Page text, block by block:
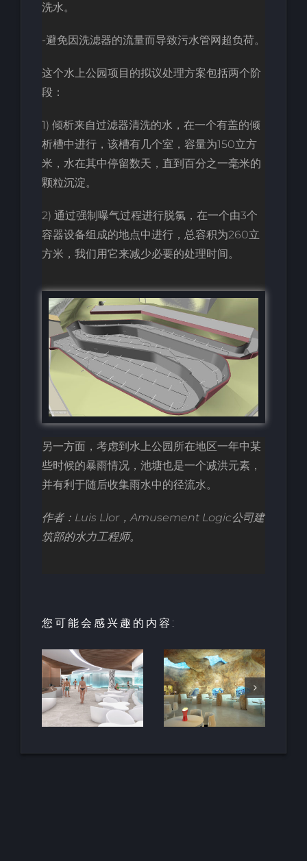
洗水。
-避免因洗滤器的流量而导致污水管网超负荷。
这个水上公园项目的拟议处理方案包括两个阶
段：
1) 倾析来自过滤器清洗的水，在一个有盖的倾
析槽中进行，该槽有几个室，容量为150立方
米，水在其中停留数天，直到百分之一毫米的
颗粒沉淀。
2) 通过强制曝气过程进行脱氯，在一个由3个
容器设备组成的地点中进行，总容积为260立
方米，我们用它来减少必要的处理时间。
另一方面，考虑到水上公园所在地区一年中某
些时候的暴雨情况，池塘也是一个减洪元素，
并有利于随后收集雨水中的径流水。
作者：Luis Llor，Amusement Logic公司建
筑部的水力工程师。
您可能会感兴趣的内容:
用于亲水建
筑的室内人
造岩石
天然梯田泳
池